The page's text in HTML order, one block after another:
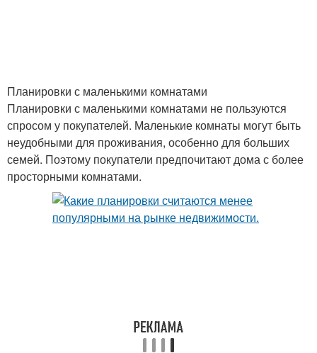
Планировки с маленькими комнатами
Планировки с маленькими комнатами не пользуются
спросом у покупателей. Маленькие комнаты могут быть
неудобными для проживания, особенно для больших
семей. Поэтому покупатели предпочитают дома с более
просторными комнатами.